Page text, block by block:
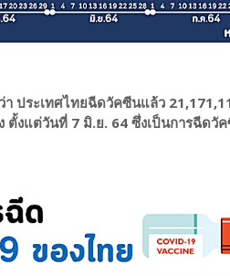
ประเทศไทยฉีดวัคซีนแล้ว
งแต่วันที่ 7 มิ.ย. 64 ซึ่งเป็นการฉีดวั